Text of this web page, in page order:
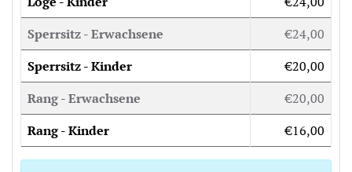
Sperrsitz - Erwachsene
€24,00
Sperrsitz - Kinder
€20,00
Rang - Erwachsene
€20,00
Rang - Kinder
€16,00